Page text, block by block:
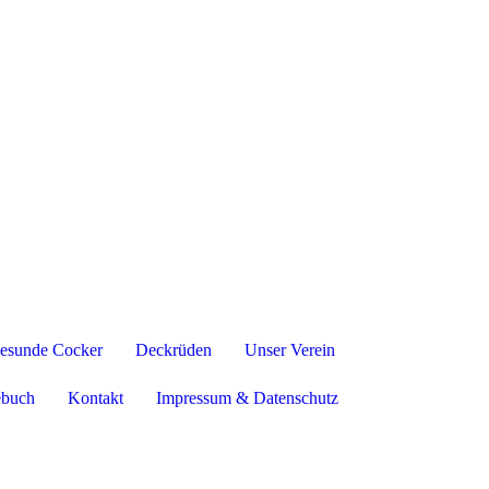
Cocker Deckrüden Unser Verein
Kontakt Impressum & Datenschutz